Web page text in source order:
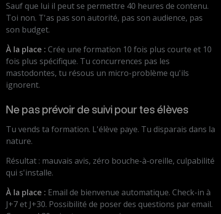
Sauf que lui il peut se permettre 40 heures de contenu.
Toi non. T'as pas son autorité, pas son audience, pas
son budget.
À la place : Crée une formation 10 fois plus courte et 10
fois plus spécifique. Tu concurrences pas les
mastodontes, tu résous un micro-problème qu'ils
ignorent.
Ne pas prévoir de suivi pour tes élèves
Tu vends ta formation. L'élève paye. Tu disparais dans la
nature.
Résultat : mauvais avis, zéro bouche-à-oreille, culpabilité
qui s'installe.
À la place : Email de bienvenue automatique. Check-in à
J+7 et J+30. Possibilité de poser des questions par email.